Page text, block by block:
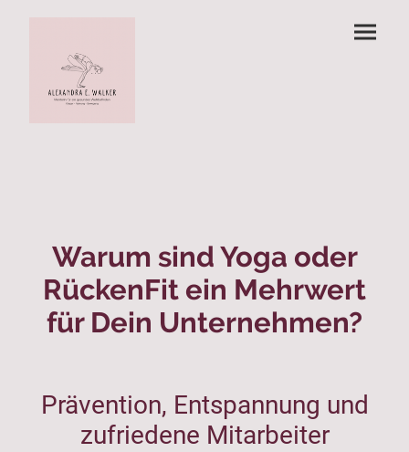
Warum sind Yoga oder
RückenFit ein Mehrwert
für Dein Unternehmen?
Prävention, Entspannung und
zufriedene Mitarbeiter